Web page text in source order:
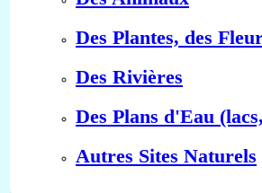
Des Plantes, des
Des Rivières
Des Plans d'Eau
Autres Sites Naturels